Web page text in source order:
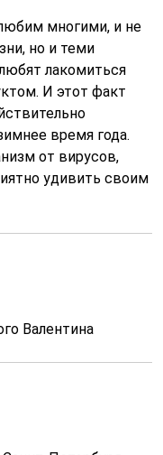
многими, и не
но и теми
лакомиться
И этот факт
время года.
от вирусов,
удивить своим
Валентина